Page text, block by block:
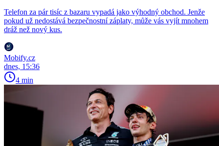
Telefon za pár tisíc z bazaru vypadá jako výhodný obchod. Jenže
pokud už nedostává bezpečnostní záplaty, může vás vyjít mnohem
dráž než nový kus.
Mobify.cz
dnes, 15:36
4 min